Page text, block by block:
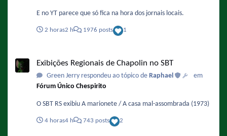
E no YT parece que só fica na hora dos jornais locais.
2 horas2 h 1976 posts 1
Exibições Regionais de Chapolin no SBT
Green Jerry respondeu ao tópico de Raphael
em
Fórum Único Chespirito
O SBT RS exibiu A marionete / A casa mal-assombrada (1973)
4 horas4 h 743 posts 2